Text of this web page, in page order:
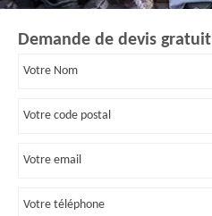
Demande de devis gratuit